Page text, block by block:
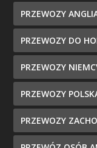
PRZEWOZY
PRZEWOZY DO
PRZEWOZY
PRZEWOZY
PRZEWOZY